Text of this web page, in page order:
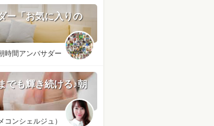
ー「お気に入りの
時間アンバサダー
でも輝き続ける♪朝
コンシェルジュ）